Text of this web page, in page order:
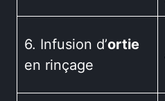
6. Infusion d’ortie
en rinçage